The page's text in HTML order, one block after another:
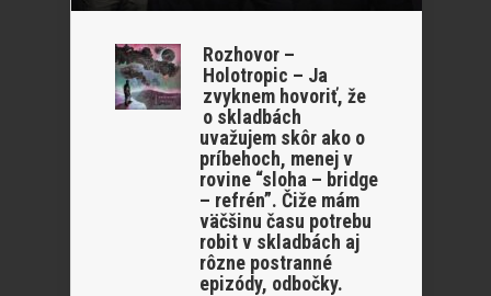
Rozhovor –
Holotropic – Ja
zvyknem hovoriť, že
o skladbách
uvažujem skôr ako o
príbehoch, menej v
rovine “sloha – bridge
– refrén”. Čiže mám
väčšinu času potrebu
robit v skladbách aj
rôzne postranné
epizódy, odbočky.